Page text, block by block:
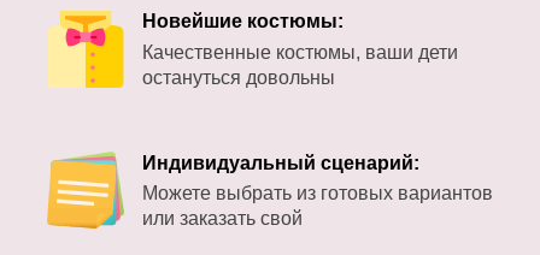
Новейшие костюмы:
Качественные костюмы, ваши дети
остануться довольны
Индивидуальный сценарий:
Можете выбрать из готовых вариантов
или заказать свой